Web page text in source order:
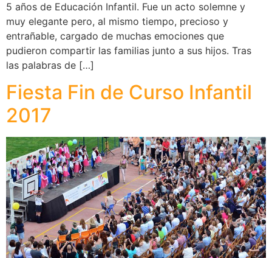
5 años de Educación Infantil. Fue un acto solemne y
muy elegante pero, al mismo tiempo, precioso y
entrañable, cargado de muchas emociones que
pudieron compartir las familias junto a sus hijos. Tras
las palabras de […]
Fiesta Fin de Curso Infantil
2017